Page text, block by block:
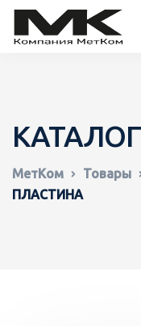
КАТАЛОГ
МетКом Товары
ПЛАСТИНА